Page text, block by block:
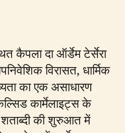
कैपला दा ऑर्डेम टेर्सेरा
विरासत, धार्मिक
का एक असाधारण
कार्मेलाइट्स के
की शुरुआत में